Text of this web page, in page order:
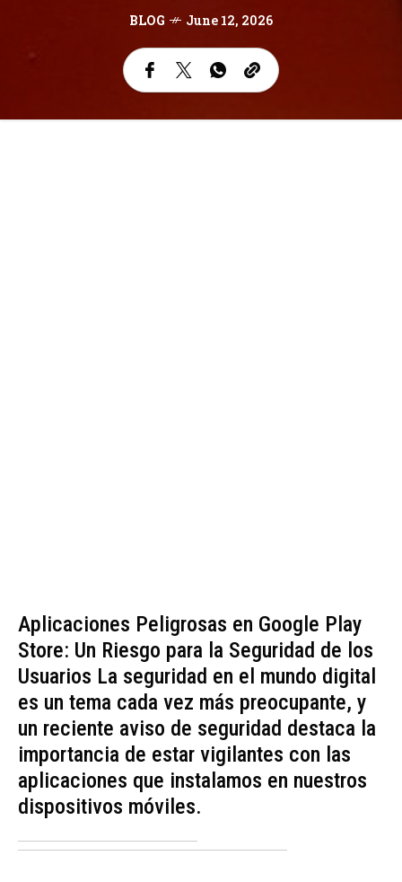
BLOG June 12, 2026
Aplicaciones Peligrosas en Google Play
Store: Un Riesgo para la Seguridad de los
Usuarios La seguridad en el mundo digital
es un tema cada vez más preocupante, y
un reciente aviso de seguridad destaca la
importancia de estar vigilantes con las
aplicaciones que instalamos en nuestros
dispositivos móviles.